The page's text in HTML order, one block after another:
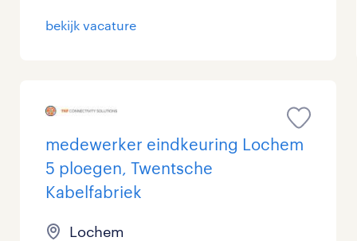
bekijk vacature
medewerker eindkeuring Lochem
5 ploegen, Twentsche
Kabelfabriek
Lochem